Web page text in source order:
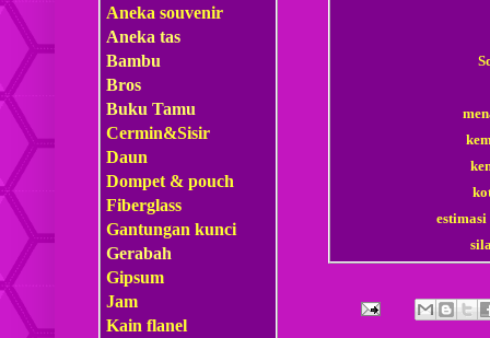
Aneka souvenir
Aneka tas
Bambu
Bros
Buku Tamu
Cermin&Sisir
Daun
Dompet & pouch
Fiberglass
Gantungan kunci
Gerabah
Gipsum
Jam
Kain flanel